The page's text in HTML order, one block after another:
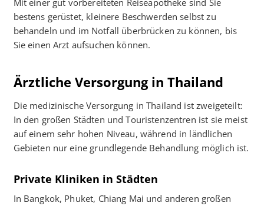
Mit einer gut vorbereiteten Reiseapotheke sind Sie
bestens gerüstet, kleinere Beschwerden selbst zu
behandeln und im Notfall überbrücken zu können, bis
Sie einen Arzt aufsuchen können.
Ärztliche Versorgung in Thailand
Die medizinische Versorgung in Thailand ist zweigeteilt:
In den großen Städten und Touristenzentren ist sie meist
auf einem sehr hohen Niveau, während in ländlichen
Gebieten nur eine grundlegende Behandlung möglich ist.
Private Kliniken in Städten
In Bangkok, Phuket, Chiang Mai und anderen großen